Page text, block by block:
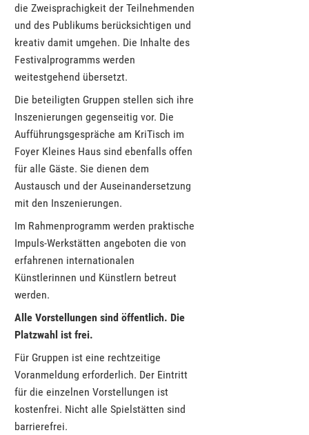
die Zweisprachigkeit der Teilnehmenden
und des Publikums berücksichtigen und
kreativ damit umgehen. Die Inhalte des
Festivalprogramms werden
weitestgehend übersetzt.
Die beteiligten Gruppen stellen sich ihre
Inszenierungen gegenseitig vor. Die
Aufführungsgespräche am KriTisch im
Foyer Kleines Haus sind ebenfalls offen
für alle Gäste. Sie dienen dem
Austausch und der Auseinandersetzung
mit den Inszenierungen.
Im Rahmenprogramm werden praktische
Impuls-Werkstätten angeboten die von
erfahrenen internationalen
Künstlerinnen und Künstlern betreut
werden.
Alle Vorstellungen sind öffentlich. Die
Platzwahl ist frei.
Für Gruppen ist eine rechtzeitige
Voranmeldung erforderlich. Der Eintritt
für die einzelnen Vorstellungen ist
kostenfrei. Nicht alle Spielstätten sind
barrierefrei.